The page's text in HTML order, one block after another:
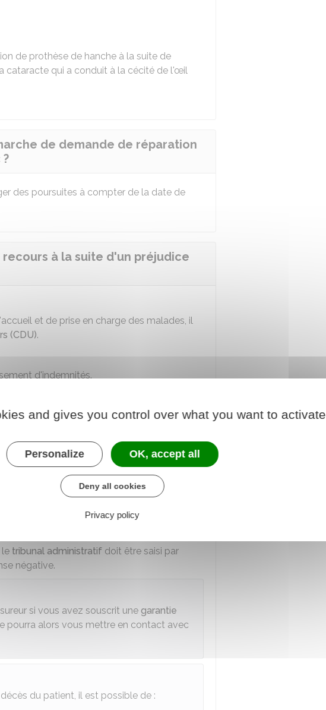
de prothèse de hanche à la suite de
cataracte qui a conduit à la cécité de l'œil
de demande de réparation
des poursuites à compter de la date de
à la suite d'un préjudice
et de prise en charge des malades, il
(CDU).
d'indemnités.
des accidents médicaux (CCI)
et d'indemnisation des accidents
de la conciliation ou celle du règlement
l'assistance d'un avocat.
demande d'indemnisation avant de saisir le
tribunal administratif doit être saisi par
négative.
si vous avez souscrit une garantie
pourra alors vous mettre en contact avec
du patient, il est possible de :
and gives you control over what you want to activate
Personalize OK, accept all
Deny all cookies
Privacy policy